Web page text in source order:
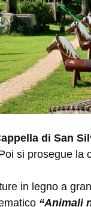
di San
si prosegue la
in legno a
“Animali